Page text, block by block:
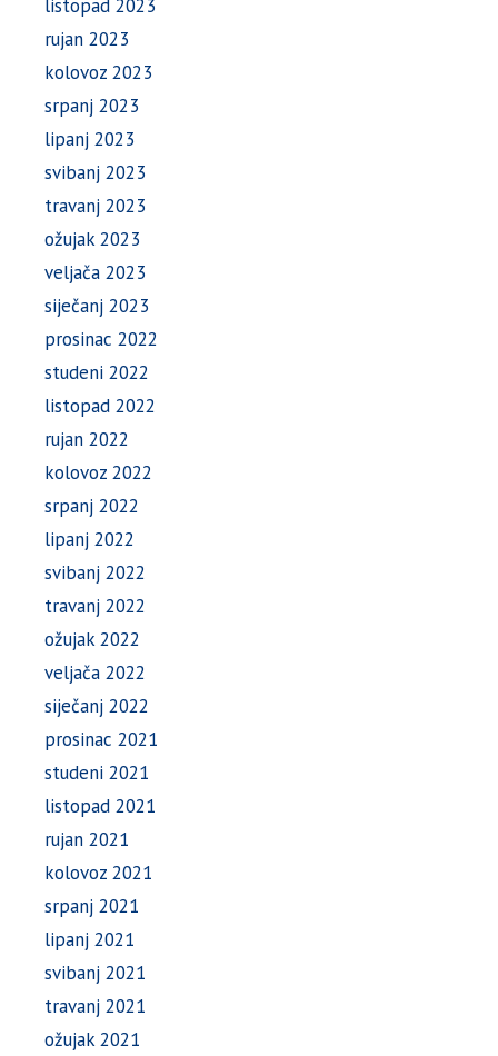
listopad 2023
rujan 2023
kolovoz 2023
srpanj 2023
lipanj 2023
svibanj 2023
travanj 2023
ožujak 2023
veljača 2023
siječanj 2023
prosinac 2022
studeni 2022
listopad 2022
rujan 2022
kolovoz 2022
srpanj 2022
lipanj 2022
svibanj 2022
travanj 2022
ožujak 2022
veljača 2022
siječanj 2022
prosinac 2021
studeni 2021
listopad 2021
rujan 2021
kolovoz 2021
srpanj 2021
lipanj 2021
svibanj 2021
travanj 2021
ožujak 2021